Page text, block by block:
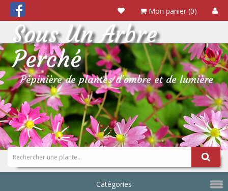
Mon panier (0)
Sous Un Arbre
Perché
Pépinière de plantes d'ombre et de lumière
Catégories